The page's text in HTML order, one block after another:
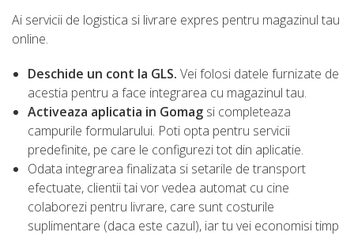
Ai servicii de logistica si livrare expres pentru magazinul tau
online.
Deschide un cont la GLS. Vei folosi datele furnizate de
acestia pentru a face integrarea cu magazinul tau.
Activeaza aplicatia in Gomag si completeaza
campurile formularului. Poti opta pentru servicii
predefinite, pe care le configurezi tot din aplicatie.
Odata integrarea finalizata si setarile de transport
efectuate, clientii tai vor vedea automat cu cine
colaborezi pentru livrare, care sunt costurile
suplimentare (daca este cazul), iar tu vei economisi timp